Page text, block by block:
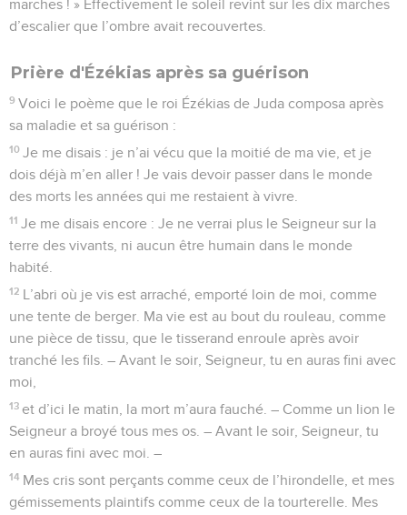
marches ! » Effectivement le soleil revint sur les dix marches
d’escalier que l’ombre avait recouvertes.
Prière d'Ézékias après sa guérison
9 Voici le poème que le roi Ézékias de Juda composa après
sa maladie et sa guérison :
10 Je me disais : je n’ai vécu que la moitié de ma vie, et je
dois déjà m’en aller ! Je vais devoir passer dans le monde
des morts les années qui me restaient à vivre.
11 Je me disais encore : Je ne verrai plus le Seigneur sur la
terre des vivants, ni aucun être humain dans le monde
habité.
12 L’abri où je vis est arraché, emporté loin de moi, comme
une tente de berger. Ma vie est au bout du rouleau, comme
une pièce de tissu, que le tisserand enroule après avoir
tranché les fils. – Avant le soir, Seigneur, tu en auras fini avec
moi,
13 et d’ici le matin, la mort m’aura fauché. – Comme un lion le
Seigneur a broyé tous mes os. – Avant le soir, Seigneur, tu
en auras fini avec moi. –
14 Mes cris sont perçants comme ceux de l’hirondelle, et mes
gémissements plaintifs comme ceux de la tourterelle. Mes